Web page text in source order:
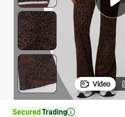
Vídeo
